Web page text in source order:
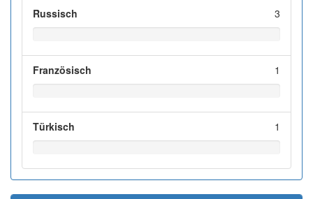
Russisch 3
Französisch 1
Türkisch 1